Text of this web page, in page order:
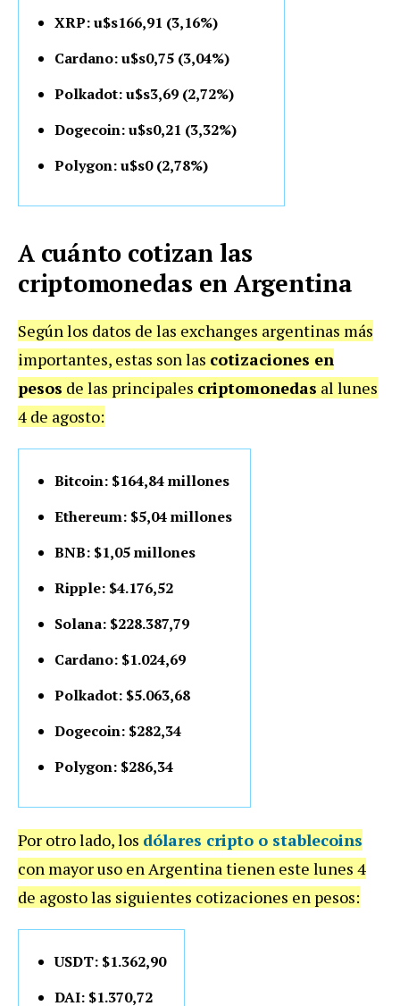
XRP: u$s166,91 (3,16%)
Cardano: u$s0,75 (3,04%)
Polkadot: u$s3,69 (2,72%)
Dogecoin: u$s0,21 (3,32%)
Polygon: u$s0 (2,78%)
A cuánto cotizan las
criptomonedas en Argentina
Según los datos de las exchanges argentinas más
importantes, estas son las cotizaciones en
pesos de las principales criptomonedas al lunes
4 de agosto:
Bitcoin: $164,84 millones
Ethereum: $5,04 millones
BNB: $1,05 millones
Ripple: $4.176,52
Solana: $228.387,79
Cardano: $1.024,69
Polkadot: $5.063,68
Dogecoin: $282,34
Polygon: $286,34
Por otro lado, los dólares cripto o stablecoins
con mayor uso en Argentina tienen este lunes 4
de agosto las siguientes cotizaciones en pesos:
USDT: $1.362,90
DAI: $1.370,72